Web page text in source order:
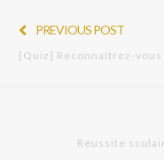
PREVIOUS POST
[Quiz] Reconnaîtrez-vous
Réussite